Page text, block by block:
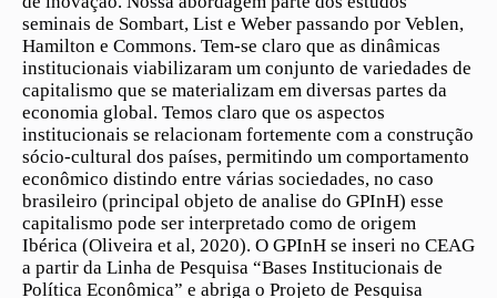
seminais de Sombart, List e Weber passando por Veblen,
Hamilton e Commons. Tem-se claro que as dinâmicas
institucionais viabilizaram um conjunto de variedades de
capitalismo que se materializam em diversas partes da
economia global. Temos claro que os aspectos
institucionais se relacionam fortemente com a construção
sócio-cultural dos países, permitindo um comportamento
econômico distindo entre várias sociedades, no caso
brasileiro (principal objeto de analise do GPInH) esse
capitalismo pode ser interpretado como de origem
Ibérica (Oliveira et al, 2020). O GPInH se inseri no CEAG
a partir da Linha de Pesquisa “Bases Institucionais de
Política Econômica” e abriga o Projeto de Pesquisa